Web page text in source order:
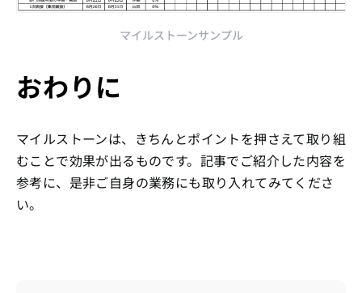
マイルストーンサンプル
おわりに
マイルストーンは、きちんとポイントを押さえて取り組
むことで効果が出るものです。記事でご紹介した内容を
参考に、是非ご自身の業務にも取り入れてみてくださ
い。